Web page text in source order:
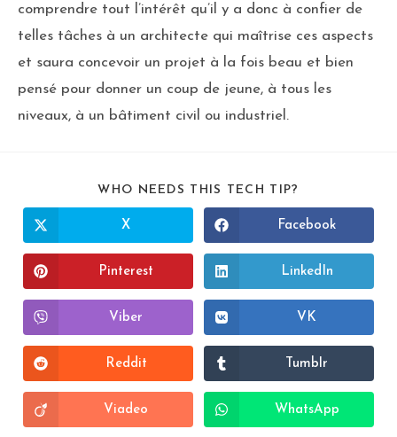
comprendre tout l’intérêt qu’il y a donc à confier de
telles tâches à un architecte qui maîtrise ces aspects
et saura concevoir un projet à la fois beau et bien
pensé pour donner un coup de jeune, à tous les
niveaux, à un bâtiment civil ou industriel.
WHO NEEDS THIS TECH TIP?
X Facebook
Pinterest LinkedIn
Viber VK
Reddit Tumblr
Viadeo WhatsApp